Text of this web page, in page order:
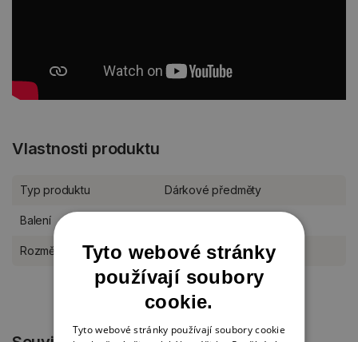
Vlastnosti produktu
Typ produktu Dárkové předměty
Balení
Rozměr 10,5 x 5,7 x 3,5 cm
Tyto webové stránky
používají soubory
cookie.
Tyto webové stránky používají soubory cookie